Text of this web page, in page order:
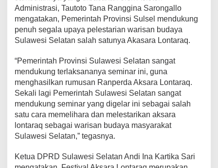
Administrasi, Tautoto Tana Ranggina Sarongallo
mengatakan, Pemerintah Provinsi Sulsel mendukung
penuh segala upaya pelestarian warisan budaya
Sulawesi Selatan salah satunya Akasara Lontaraq.
“Pemerintah Provinsi Sulawesi Selatan sangat
mendukung terlaksananya seminar ini, guna
menghasilkan rumusan Ranperda Aksara Lontaraq.
Sekali lagi Pemerintah Sulawesi Selatan sangat
mendukung seminar yang digelar ini sebagai salah
satu cara memelihara dan melestarikan aksara
lontaraq sebagai warisan budaya masyarakat
Sulawesi Selatan,” tegasnya.
Ketua DPRD Sulawesi Selatan Andi Ina Kartika Sari